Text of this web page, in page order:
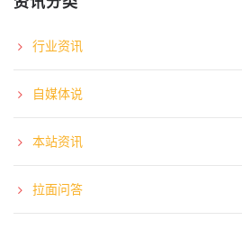
行业资讯
自媒体说
本站资讯
拉面问答